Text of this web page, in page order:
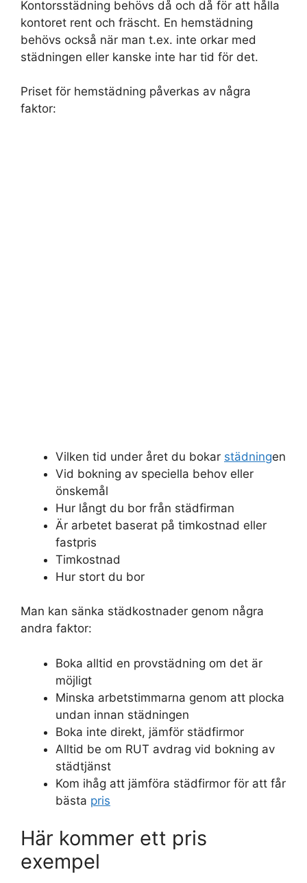
Kontorsstädning behövs då och då för att hålla
kontoret rent och fräscht. En hemstädning
behövs också när man t.ex. inte orkar med
städningen eller kanske inte har tid för det.
Priset för hemstädning påverkas av några
faktor:
Vilken tid under året du bokar städningen
Vid bokning av speciella behov eller
önskemål
Hur långt du bor från städfirman
Är arbetet baserat på timkostnad eller
fastpris
Timkostnad
Hur stort du bor
Man kan sänka städkostnader genom några
andra faktor:
Boka alltid en provstädning om det är
möjligt
Minska arbetstimmarna genom att plocka
undan innan städningen
Boka inte direkt, jämför städfirmor
Alltid be om RUT avdrag vid bokning av
städtjänst
Kom ihåg att jämföra städfirmor för att får
bästa pris
Här kommer ett pris
exempel